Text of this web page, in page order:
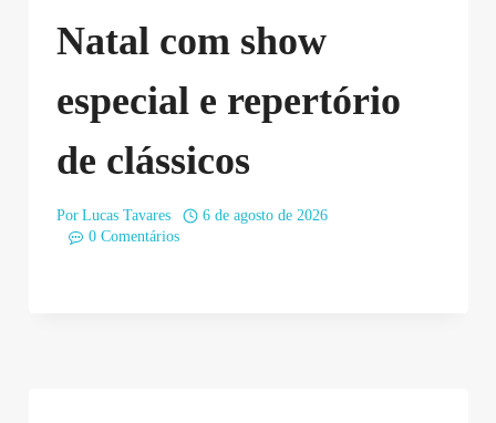
Natal com show
especial e repertório
de clássicos
Por Lucas Tavares
6 de agosto de 2026
0 Comentários